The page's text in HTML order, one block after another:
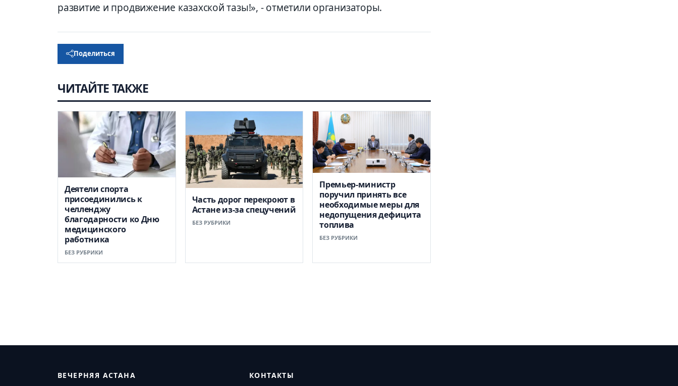
развитие и продвижение казахской тазы!», - отметили организаторы.
Поделиться
ЧИТАЙТЕ ТАКЖЕ
Деятели спорта
присоединились к
челленджу
благодарности ко Дню
медицинского
работника
БЕЗ РУБРИКИ
Часть дорог перекроют в
Астане из-за спецучений
БЕЗ РУБРИКИ
Премьер-министр
поручил принять все
необходимые меры для
недопущения дефицита
топлива
БЕЗ РУБРИКИ
ВЕЧЕРНЯЯ АСТАНА КОНТАКТЫ